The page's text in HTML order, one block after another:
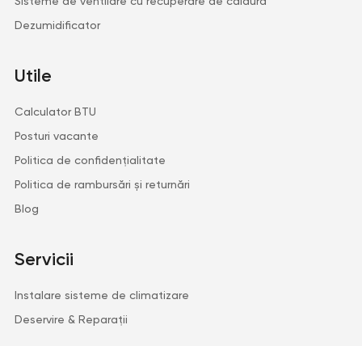
Dezumidificator
Utile
Calculator BTU
Posturi vacante
Politica de confidențialitate
Politica de rambursări și returnări
Blog
Servicii
Instalare sisteme de climatizare
Deservire & Reparații